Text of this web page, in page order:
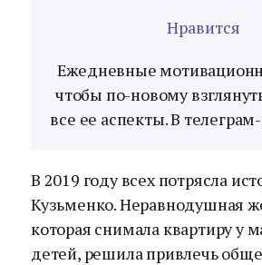
Нравится
Ежедневные
чтобы по-новому
все ее аспекты. В
В 2019 году всех потрясла
Кузьменко. Неравнодушная
которая снимала квартиру у
детей, решила привлечь